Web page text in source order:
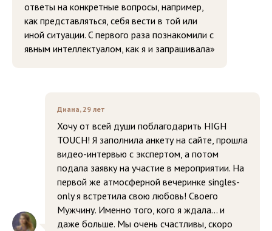
ответы на конкретные вопросы, например,
как представляться, себя вести в той или
иной ситуации. C первого раза познакомили с
явным интеллектуалом, как я и запрашивала»
Диана, 29 лет
Хочу от всей души поблагодарить HIGH
TOUCH! Я заполнила анкету на сайте, прошла
видео-интервью с экспертом, а потом
подала заявку на участие в мероприятии. На
первой же атмосферной вечеринке singles-
only я встретила свою любовь! Своего
Мужчину. Именно того, кого я ждала… и
даже больше. Мы очень счастливы, скоро